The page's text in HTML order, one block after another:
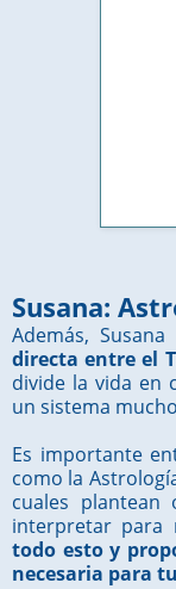
Susana:
Además,
directa entre el
divide la vida en
un sistema
Es importante
como la
cuales
interpretar para
todo esto y
necesaria para